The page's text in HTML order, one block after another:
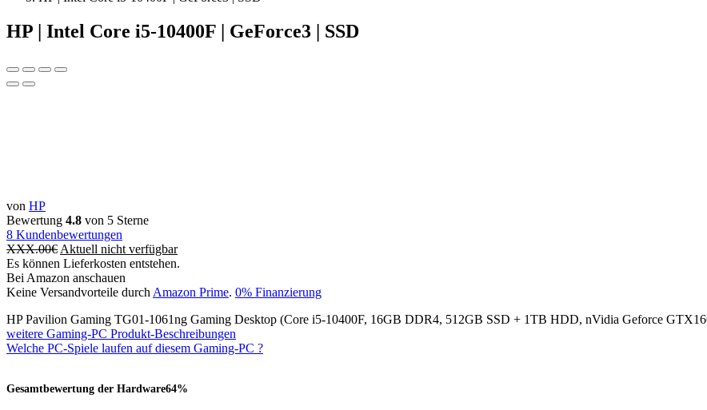
HP | Intel Core i5-10400F | GeForce3 | SSD
von HP
Bewertung 4.8 von 5 Sterne
8 Kundenbewertungen
XXX.00€ Aktuell nicht verfügbar
Es können Lieferkosten entstehen.
Bei Amazon anschauen
Keine Versandvorteile durch Amazon Prime. 0% Finanzierung
HP Pavilion Gaming TG01-1061ng Gaming Desktop (Core i5-10400F, 16GB DDR4, 512GB SSD + 1TB HDD, nVidia Geforce
weitere Gaming-PC Produkt-Beschreibungen
Welche PC-Spiele laufen auf diesem Gaming-PC ?
Gesamtbewertung der Hardware64%